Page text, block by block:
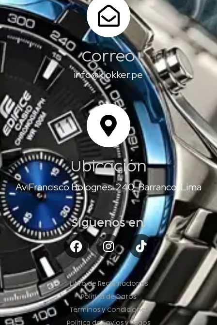
Correo
info@klokker.pe
Ubicación
Av Francisco Bolognesi 240, Barranco, Lima
Síguenos en:
Libro de Reclamaciones
Política de Datos
Términos y Condiciones
Política de Envíos y Pagos